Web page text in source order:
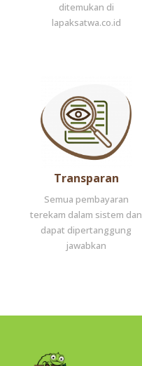
ditemukan di
lapaksatwa.co.id
Transparan
Semua pembayaran
terekam dalam sistem dan
dapat dipertanggung
jawabkan